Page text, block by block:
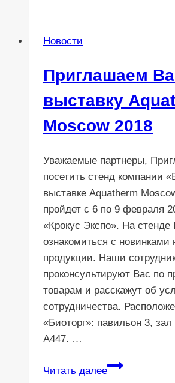
Новости
Приглашаем
выставку
Moscow 2018
Уважаемые партнеры,
посетить стенд компании
выставке Aquatherm
пройдет с 6 по 9 февраля
«Крокус Экспо». На
ознакомиться с новинками
продукции. Наши
проконсультируют Вас по
товарам и расскажут об
сотрудничества.
«Биоторг»: павильон 3, зал
А447. …
Читать далее
Приглашаем